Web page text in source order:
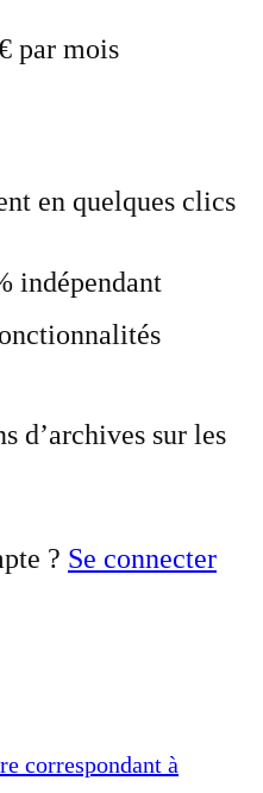
par mois
en quelques clics
indépendant
d’archives sur les
? Se connecter
correspondant à